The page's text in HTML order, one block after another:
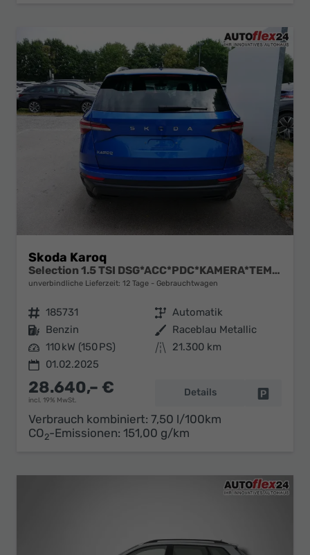
Skoda Karoq
Selection 1.5 TSI DSG*ACC*PDC*KAMERA*TEMPOMAT*LED*SMARTLINK*KLIMA*RADIO*17-ZOLL
unverbindliche Lieferzeit: 12 Tage Gebrauchtwagen
Fahrzeugnr. 185731 Getriebe Automatik
Kraftstoff Benzin Außenfarbe Raceblau Metallic
Leistung 110 kW (150 PS) Kilometerstand
21.300 km
01.02.2025
28.640,– €
incl. 19% MwSt.
Details
Verbrauch kombiniert: 7,50 l/100km
CO2-Emissionen: 151,00 g/km